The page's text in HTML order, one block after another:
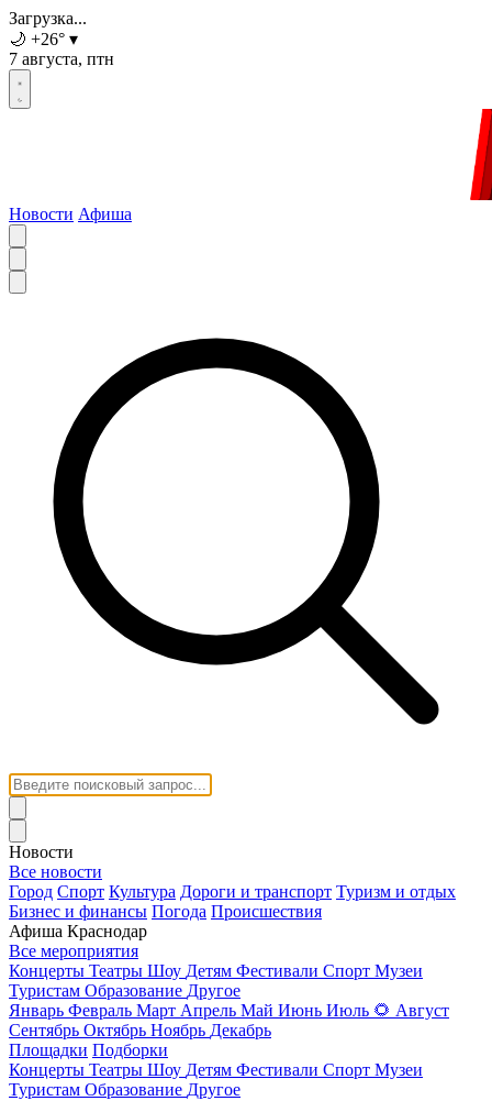
Загрузка...
🌙 +26° ▾
7 августа, птн
Новости Афиша
Новости
Все новости
Город Спорт Культура Дороги и транспорт Туризм и отдых
Бизнес и финансы Погода Происшествия
Афиша Краснодар
Все мероприятия
Концерты Театры Шоу Детям Фестивали Спорт Музеи
Туристам Образование Другое
Январь Февраль Март Апрель Май Июнь Июль 🌻 Август
Сентябрь Октябрь Ноябрь Декабрь
Площадки Подборки
Концерты Театры Шоу Детям Фестивали Спорт Музеи
Туристам Образование Другое